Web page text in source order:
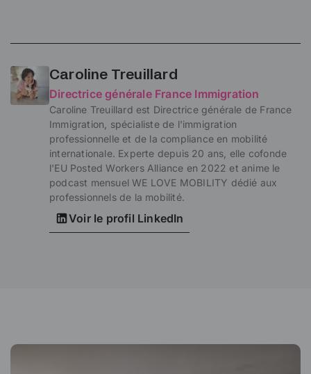
Caroline Treuillard
Directrice générale France Immigration
Caroline Treuillard est Directrice générale de France
Immigration, spécialiste de l'immigration
professionnelle et de la compliance en mobilité
internationale. Experte depuis 20 ans, elle cofonde
l'EU Posted Workers Alliance en 2022 et anime le
podcast mensuel WE LOVE MOBILITY dédié aux
professionnels de la mobilité.
Voir le profil LinkedIn